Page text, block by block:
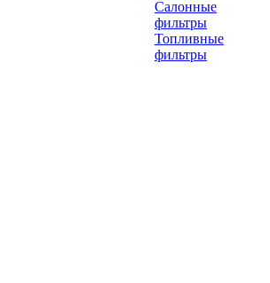
Салонные
фильтры
Топливные
фильтры